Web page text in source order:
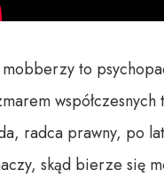
to
radca prawny, po
skąd bierze się